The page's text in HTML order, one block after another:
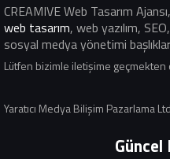
CREAMIVE Web Tasarım Ajansı,
web tasarım, web yazılım,
sosyal medya yönetimi
Lütfen bizimle iletişime geçmekten
Yaratıcı Medya Bilişim Pazarlama